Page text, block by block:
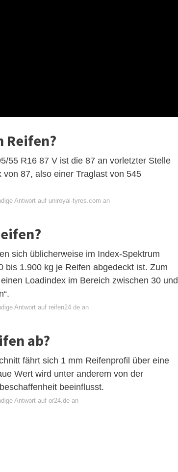
Reifen?
55 R16 87 V ist die 87 an vorletzter Stelle
87, also einer Traglast von 545
Antwort auf uniroyal-tyres.com an
sich üblicherweise im Index-Spektrum
bis 1.900 kg je Reifen abgedeckt ist. Zum
Loadindex im Bereich zwischen 30 und
Antwort auf reifen24.de an
ab?
fährt sich 1 mm Reifenprofil über eine
Wert wird unter anderem von der
beeinflusst.
Antwort auf or24.de an